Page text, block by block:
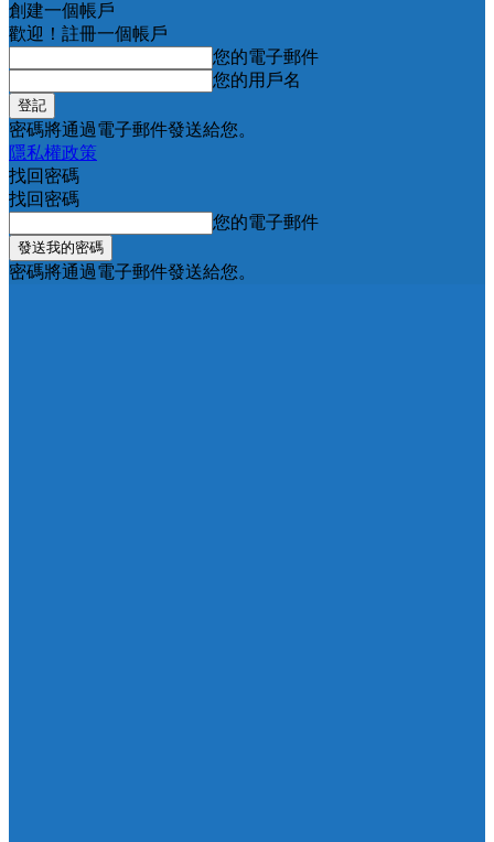
創建一個帳戶
歡迎！註冊一個帳戶
您的電子郵件
您的用戶名
密碼將通過電子郵件發送給您。
隱私權政策
找回密碼
找回密碼
您的電子郵件
密碼將通過電子郵件發送給您。